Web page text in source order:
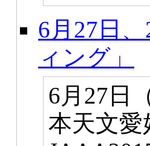
6月27日
ィング」
6月27日
本天文